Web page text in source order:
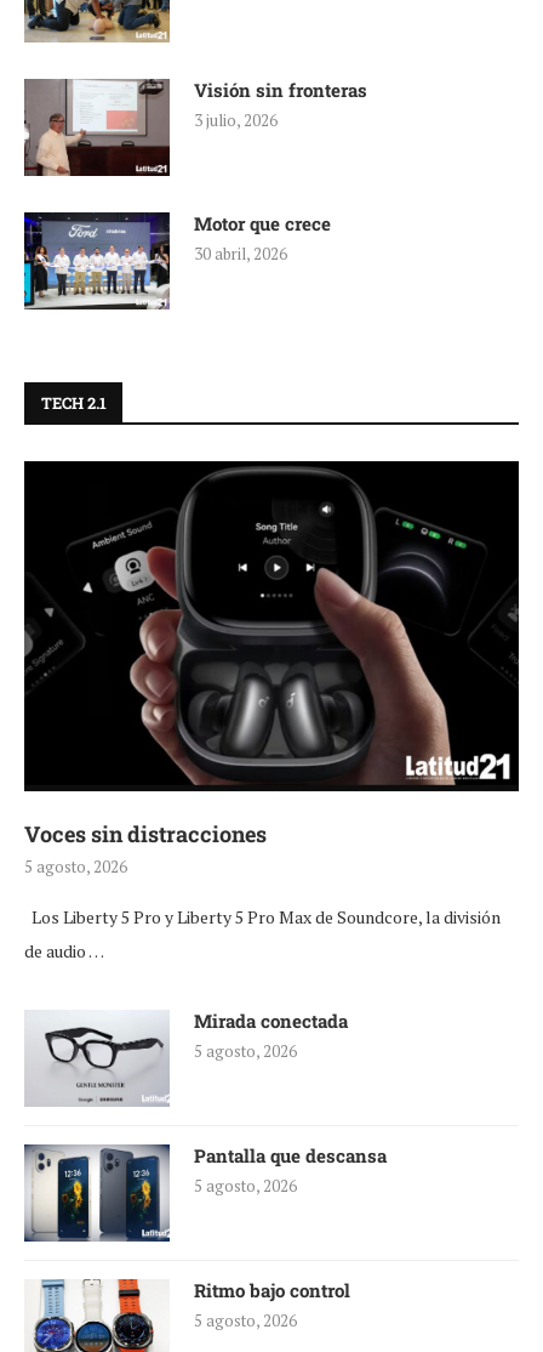
Visión sin fronteras
3 julio, 2026
Motor que crece
30 abril, 2026
TECH 2.1
Voces sin distracciones
5 agosto, 2026
Los Liberty 5 Pro y Liberty 5 Pro Max de Soundcore, la división
de audio …
Mirada conectada
5 agosto, 2026
Pantalla que descansa
5 agosto, 2026
Ritmo bajo control
5 agosto, 2026